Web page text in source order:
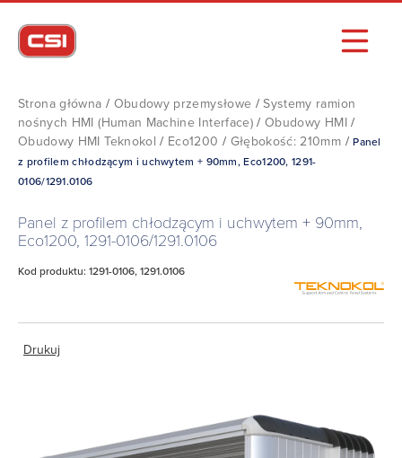
Strona główna / Obudowy przemysłowe /Systemy ramion
nośnych HMI (Human Machine Interface)/Obudowy HMI/
Obudowy HMI Teknokol / Eco1200 / Głębokość: 210mm /Panel
z profilem chłodzącym i uchwytem + 90mm, Eco1200, 1291-
0106/1291.0106
Panel z profilem chłodzącym i uchwytem + 90mm,
Eco1200, 1291-0106/1291.0106
Kod produktu: 1291-0106, 1291.0106
Drukuj